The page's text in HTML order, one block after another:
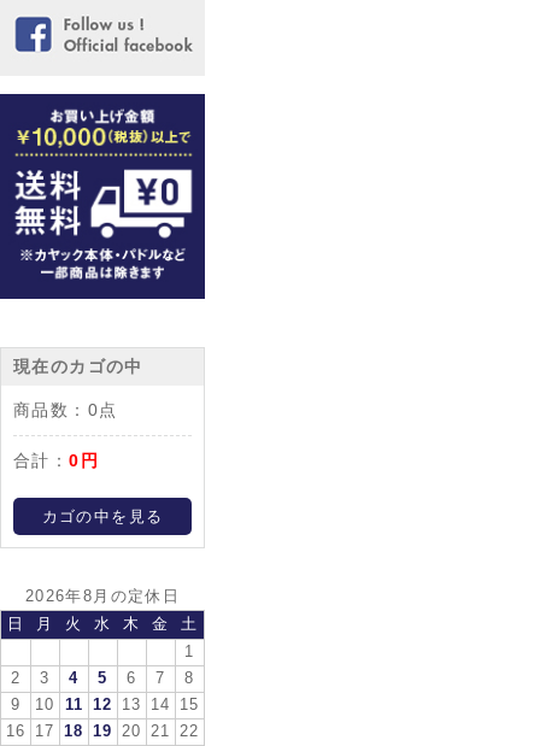
現在のカゴの中
商品数： 0点
合計：0円
カゴの中を見る
2026年8月の定休日
日
月 火 水 木 金
土
1
2
3 4 5 6 7
8
9
10 11 12 13 14
15
16
17 18 19 20 21
22